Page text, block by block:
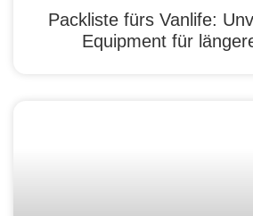
Packliste fürs Vanlife:
Equipment für